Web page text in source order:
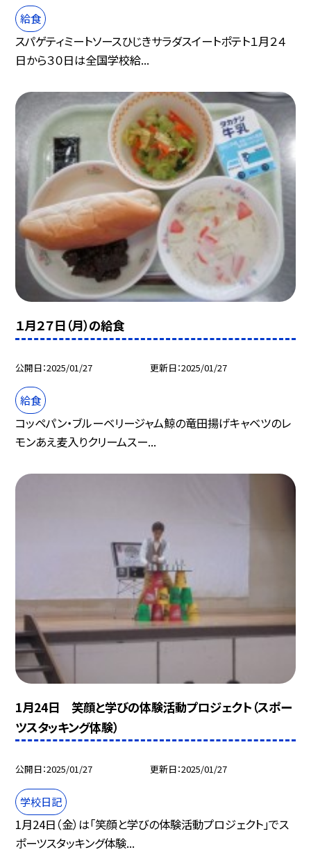
給食
スパゲティミートソースひじきサラダスイートポテト１月２４
日から３０日は全国学校給...
１月２７日（月）の給食
公開日 2025/01/27 更新日 2025/01/27
給食
コッペパン・ブルーベリージャム鯨の竜田揚げキャベツのレ
モンあえ麦入りクリームスー...
1月24日 笑顔と学びの体験活動プロジェクト（スポー
ツスタッキング体験）
公開日 2025/01/27 更新日 2025/01/27
学校日記
1月24日（金）は「笑顔と学びの体験活動プロジェクト」でス
ポーツスタッキング体験...